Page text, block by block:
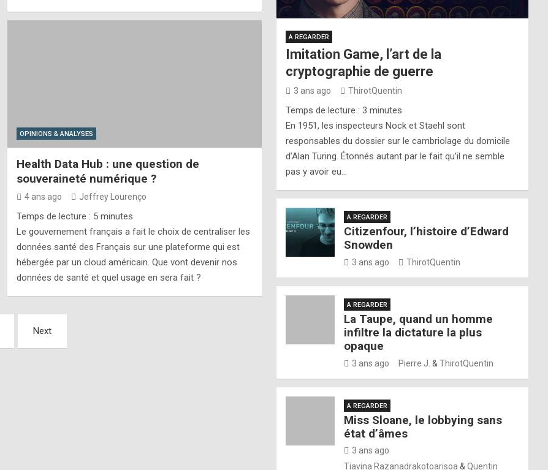
OPINIONS & ANALYSES
Health Data Hub : une question de
souveraineté numérique ?
4 ans ago Jeffrey Lourenço
Temps de lecture : 5 minutes
Le gouvernement français a fait le choix de centraliser les
données santé des Français sur une plateforme qui est
hébergée par un cloud américain. Que vont devenir nos
données de santé et quel usage en sera fait ?
Next
A REGARDER
Imitation Game, l’art de la
cryptographie de guerre
3 ans ago ThirotQuentin
Temps de lecture :3 minutes
En 1951, les inspecteurs Nock et Staehl sont
responsables du dossier sur le cambriolage du domicile
d’Alan Turing. Étonnés autant par le fait qu’il ne semble
pas y avoir eu…
A REGARDER
Citizenfour, l’histoire d’Edward
Snowden
3 ans ago ThirotQuentin
A REGARDER
La Taupe, quand un homme
infiltre la dictature la plus
opaque
3 ans ago Pierre J. &ThirotQuentin
A REGARDER
Miss Sloane, le lobbying sans
état d’âmes
3 ans ago
Tiavina Razanadrakotoarisoa &Quentin